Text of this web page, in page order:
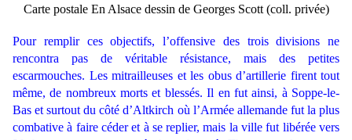
Carte postale En Alsace dessin de Georges Scott (coll. privée)
Pour remplir ces objectifs, l’offensive des trois divisions ne
rencontra pas de véritable résistance, mais des petites
escarmouches. Les mitrailleuses et les obus d’artillerie firent tout
même, de nombreux morts et blessés. Il en fut ainsi, à Soppe-le-
Bas et surtout du côté d’Altkirch où l’Armée allemande fut la plus
combative à faire céder et à se replier, mais la ville fut libérée vers